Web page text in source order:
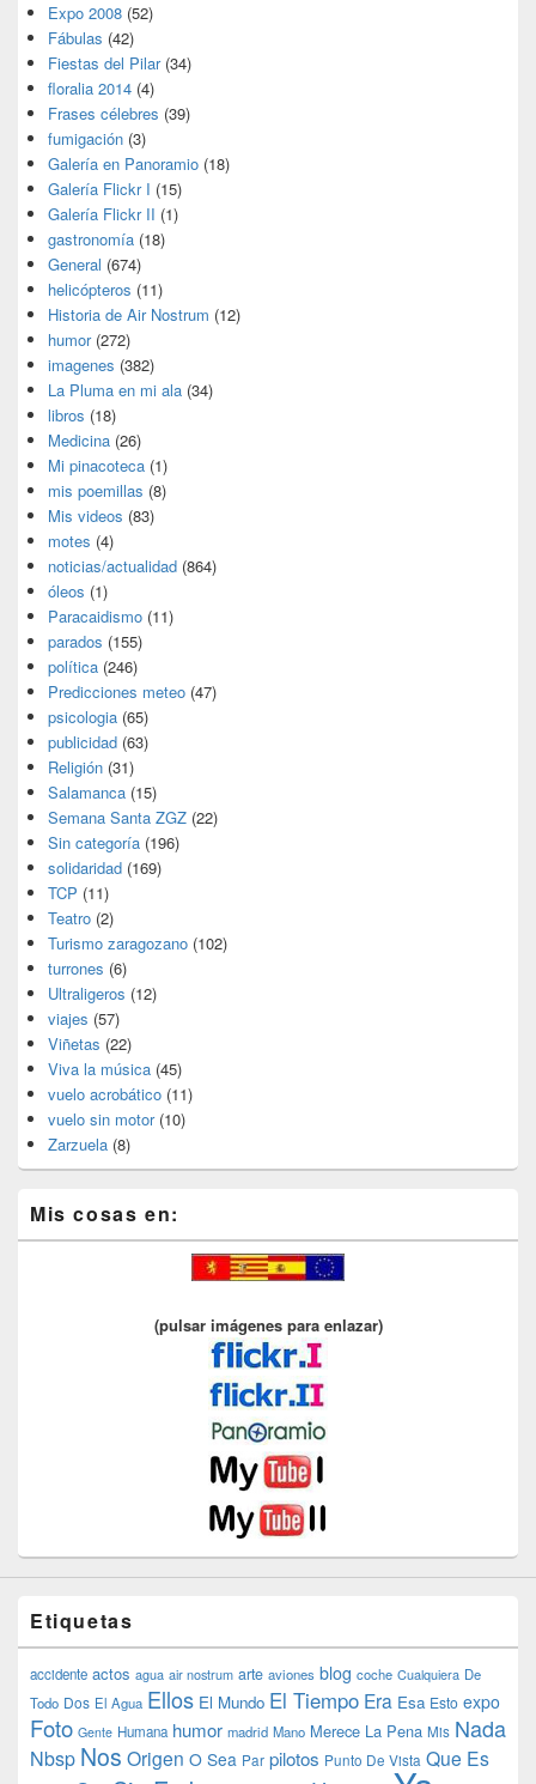
Expo 2008 (52)
Fábulas (42)
Fiestas del Pilar(34)
floralia 2014 (4)
Frases célebres (39)
fumigación (3)
Galería en Panoramio (18)
Galería Flickr I (15)
Galería Flickr II (1)
gastronomía (18)
General (674)
helicópteros (11)
Historia de Air Nostrum (12)
humor(272)
imagenes (382)
La Pluma en mi ala (34)
libros (18)
Medicina (26)
Mi pinacoteca (1)
mis poemillas (8)
Mis videos (83)
motes (4)
noticias/actualidad (864)
óleos (1)
Paracaidismo (11)
parados (155)
política (246)
Predicciones meteo (47)
psicologia (65)
publicidad (63)
Religión (31)
Salamanca (15)
Semana Santa ZGZ (22)
Sin categoría (196)
solidaridad (169)
TCP (11)
Teatro (2)
Turismo zaragozano (102)
turrones (6)
Ultraligeros (12)
viajes (57)
Viñetas (22)
Viva la música (45)
vuelo acrobático (11)
vuelo sin motor(10)
Zarzuela (8)
Mis cosas en:
(pulsar imágenes para enlazar)
Etiquetas
accidente actos agua air nostrum arte aviones blog coche Cualquiera De
Todo Dos El Agua Ellos El Mundo El Tiempo Era Esa Esto expo
Foto Gente Humana humor madrid Mano Merece La Pena Mis Nada
Nbsp Nos Origen O Sea Par pilotos Punto De Vista Que Es